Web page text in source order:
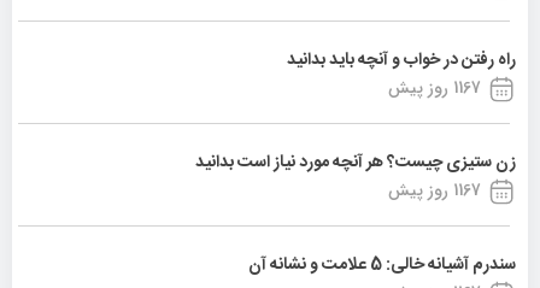
راه رفتن در خواب و آنچه باید بدانید
1167 روز پیش
زن ستیزی چیست؟ هر آنچه مورد نیاز است بدانید
1167 روز پیش
سندرم آشیانه خالی: 5 علامت و نشانه آن